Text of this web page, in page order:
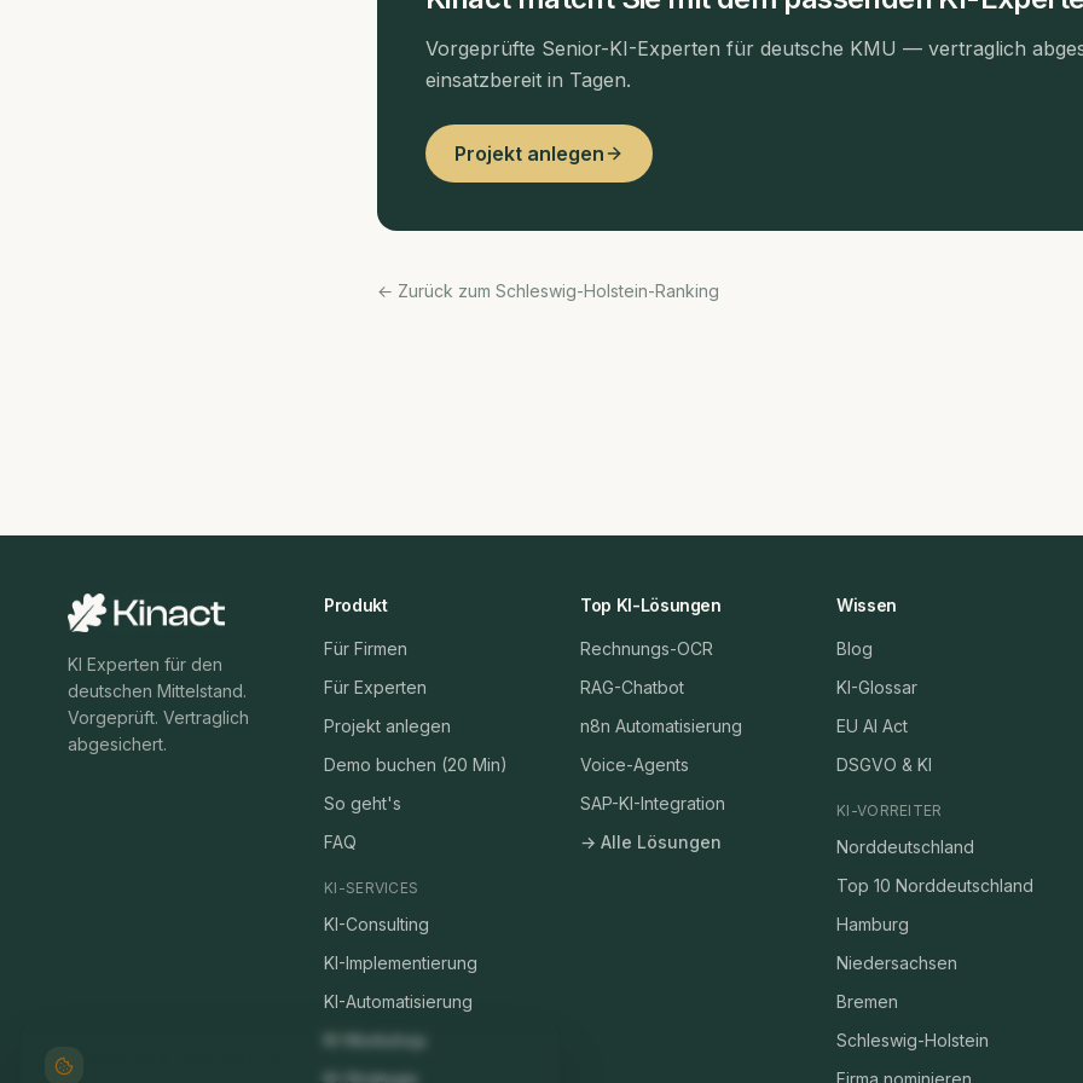
Vorgeprüfte Senior-KI-Experten für deutsche KMU — vertraglich
einsatzbereit in Tagen.
Projekt anlegen
← Zurück zum Schleswig-Holstein-Ranking
KI Experten für den
deutschen Mittelstand.
Vorgeprüft. Vertraglich
abgesichert.
Produkt
Für Firmen
Für Experten
Projekt anlegen
Demo buchen (20 Min)
So geht's
FAQ
KI-SERVICES
KI-Consulting
KI-Implementierung
KI-Automatisierung
KI-Workshop
KI-Strategie
Top KI-Lösungen
Rechnungs-OCR
RAG-Chatbot
n8n Automatisierung
Voice-Agents
SAP-KI-Integration
→ Alle Lösungen
Wissen
Blog
KI-Glossar
EU AI Act
DSGVO & KI
KI-VORREITER
Norddeutschland
Top 10 Norddeutschland
Hamburg
Niedersachsen
Bremen
Schleswig-Holstein
Firma nominieren